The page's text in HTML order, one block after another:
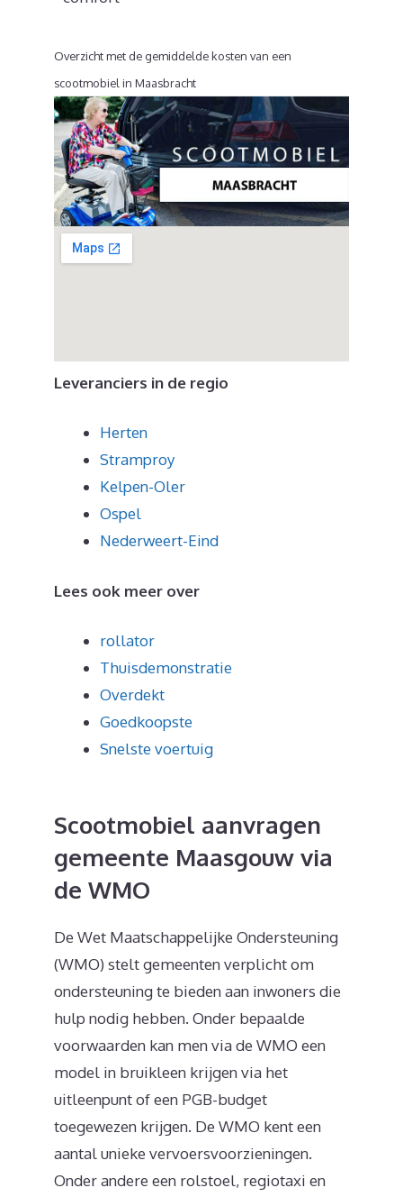
Overzicht met de gemiddelde kosten van een
scootmobiel in Maasbracht
Leveranciers in de regio
Herten
Stramproy
Kelpen-Oler
Ospel
Nederweert-Eind
Lees ook meer over
rollator
Thuisdemonstratie
Overdekt
Goedkoopste
Snelste voertuig
Scootmobiel aanvragen
gemeente Maasgouw via
de WMO
De Wet Maatschappelijke Ondersteuning
(WMO) stelt gemeenten verplicht om
ondersteuning te bieden aan inwoners die
hulp nodig hebben. Onder bepaalde
voorwaarden kan men via de WMO een
model in bruikleen krijgen via het
uitleenpunt of een PGB-budget
toegewezen krijgen. De WMO kent een
aantal unieke vervoersvoorzieningen.
Onder andere een rolstoel, regiotaxi en